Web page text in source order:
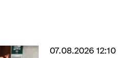
07.08.2026 12:10